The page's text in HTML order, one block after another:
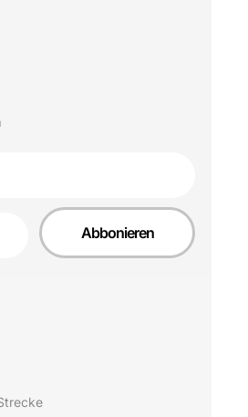
Abbonieren